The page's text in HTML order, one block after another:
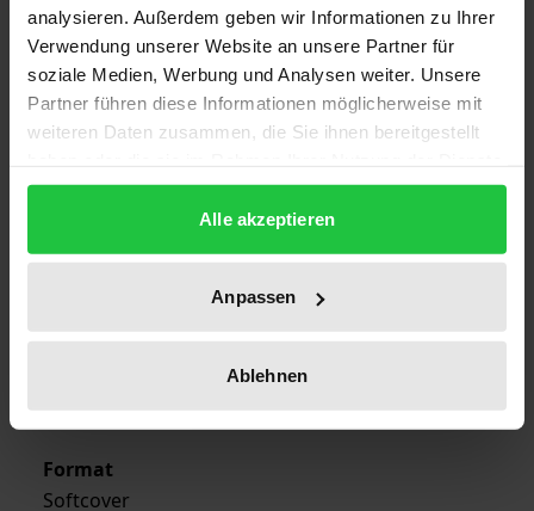
analysieren. Außerdem geben wir Informationen zu Ihrer
Verwendung unserer Website an unsere Partner für
soziale Medien, Werbung und Analysen weiter. Unsere
Partner führen diese Informationen möglicherweise mit
weiteren Daten zusammen, die Sie ihnen bereitgestellt
gesammelt haben.
Alle akzeptieren
Anpassen
Ablehnen
ISBN
978-3-7890-1880-0
Subtitle
Mehr Stabilität durch moderne Technologien
Year of Publication
Nomos
Format
Softcover